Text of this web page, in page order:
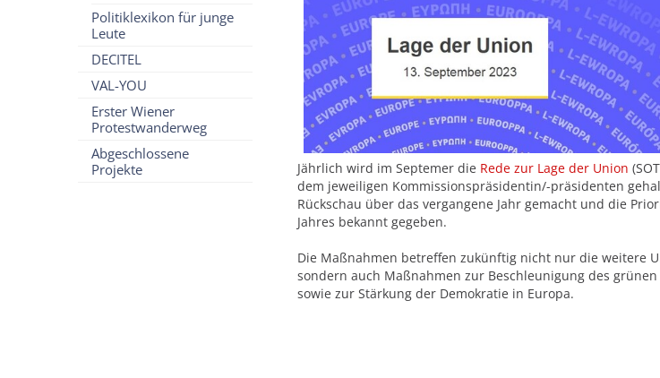
Politiklexikon für junge
Leute
DECITEL
VAL-YOU
Erster Wiener
Protestwanderweg
Abgeschlossene
Projekte
Jährlich wird im Septemer die Rede zur Lage der Union
dem jeweiligen Kommissionspräsidentin/-präsidenten
Rückschau über das vergangene Jahr gemacht und die
Jahres bekannt gegeben.
Die Maßnahmen betreffen zukünftig nicht nur die weitere
sondern auch Maßnahmen zur Beschleunigung des
sowie zur Stärkung der Demokratie in Europa.